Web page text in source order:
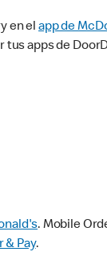
en elapp de
apps de
. Mobile
& Pay.